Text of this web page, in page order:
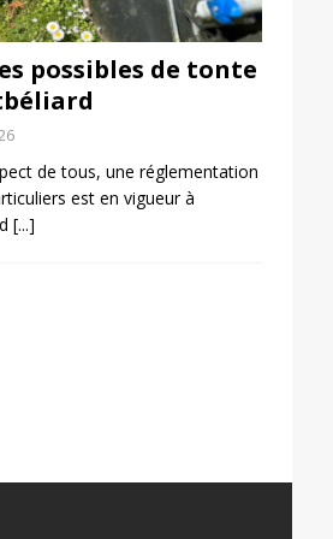
possibles de tonte
de tous, une réglementation
est en vigueur à
[...]